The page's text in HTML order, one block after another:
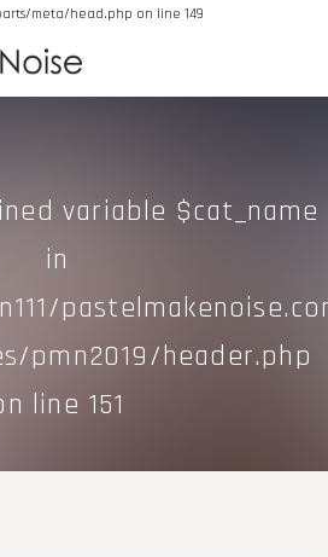
meta/head.php on line 149
variable $cat_name
in
pmn2019/header.php
line 151